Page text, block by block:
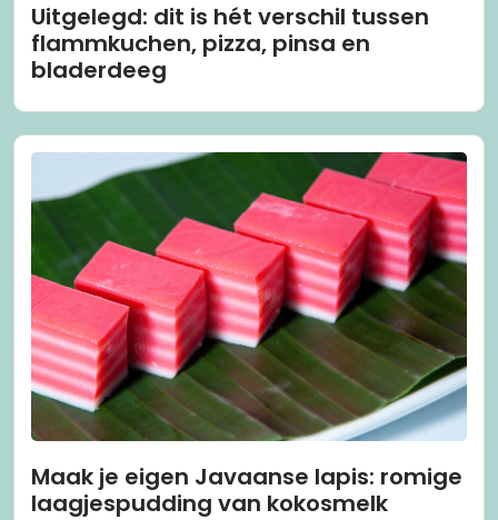
Uitgelegd: dit is hét verschil tussen
flammkuchen, pizza, pinsa en
bladerdeeg
Maak je eigen Javaanse lapis: romige
laagjespudding van kokosmelk